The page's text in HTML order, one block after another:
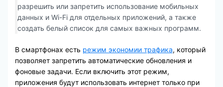
разрешить или запретить использование мобильных
данных и Wi-Fi для отдельных приложений, а также
создать белый список для самых важных программ.
В смартфонах есть режим экономии трафика, который
позволяет запретить автоматические обновления и
фоновые задачи. Если включить этот режим,
приложения будут использовать интернет только при